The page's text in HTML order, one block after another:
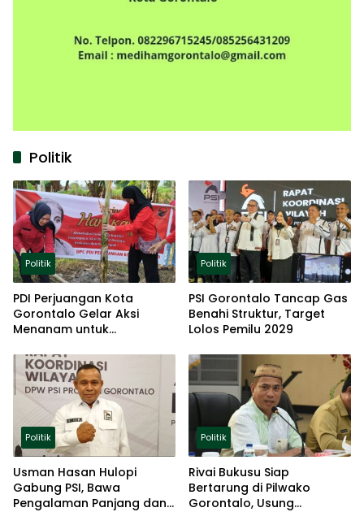
Politik
Politik
PDI Perjuangan Kota
Gorontalo Gelar Aksi
Menanam untuk
Politik
PSI Gorontalo Tancap Gas
Benahi Struktur, Target
Lolos Pemilu 2029
Politik
Usman Hasan Hulopi
Gabung PSI, Bawa
Pengalaman Panjang dan
Politik
Rivai Bukusu Siap
Bertarung di Pilwako
Gorontalo, Usung